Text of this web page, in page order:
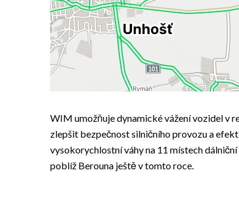
WIM umožňuje dynamické vážení vozidel v
zlepšit bezpečnost silničního provozu a
vysokorychlostní váhy na 11 místech
poblíž Berouna ještě v tomto roce.